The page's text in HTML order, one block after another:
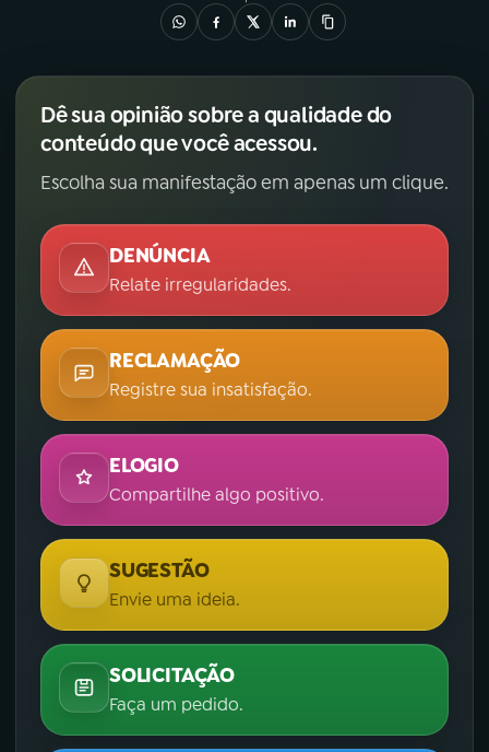
Dê sua opinião sobre a qualidade do
conteúdo que você acessou.
Escolha sua manifestação em apenas um clique.
DENÚNCIA
Relate irregularidades.
RECLAMAÇÃO
Registre sua insatisfação.
ELOGIO
Compartilhe algo positivo.
SUGESTÃO
Envie uma ideia.
SOLICITAÇÃO
Faça um pedido.